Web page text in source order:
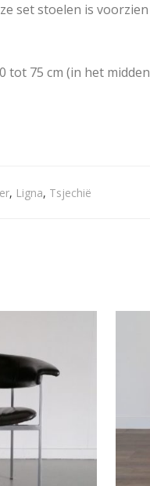
set stoelen is
75 cm (in het midden
, Ligna, Tsjechië